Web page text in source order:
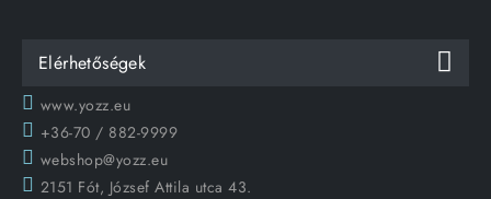
Elérhetőségek
www.yozz.eu
+36-70 / 882-9999
webshop@yozz.eu
2151 Fót, József Attila utca 43.